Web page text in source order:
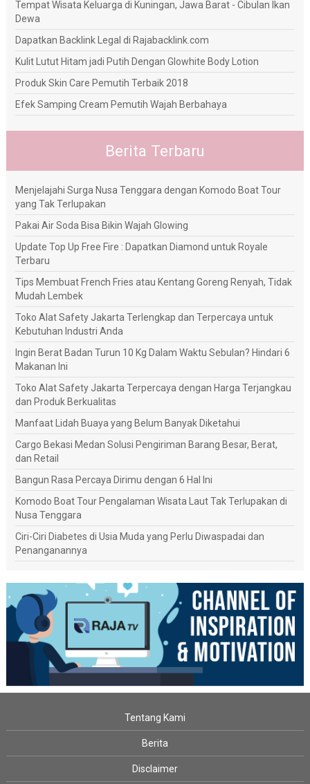
Tempat Wisata Keluarga di Kuningan, Jawa Barat - Cibulan Ikan
Dewa
Dapatkan Backlink Legal di Rajabacklink.com
Kulit Lutut Hitam jadi Putih Dengan Glowhite Body Lotion
Produk Skin Care Pemutih Terbaik 2018
Efek Samping Cream Pemutih Wajah Berbahaya
Berita Terbaru
Menjelajahi Surga Nusa Tenggara dengan Komodo Boat Tour
yang Tak Terlupakan
Pakai Air Soda Bisa Bikin Wajah Glowing
Update Top Up Free Fire : Dapatkan Diamond untuk Royale
Terbaru
Tips Membuat French Fries atau Kentang Goreng Renyah, Tidak
Mudah Lembek
Toko Alat Safety Jakarta Terlengkap dan Terpercaya untuk
Kebutuhan Industri Anda
Ingin Berat Badan Turun 10 Kg Dalam Waktu Sebulan? Hindari 6
Makanan Ini
Toko Alat Safety Jakarta Terpercaya dengan Harga Terjangkau
dan Produk Berkualitas
Manfaat Lidah Buaya yang Belum Banyak Diketahui
Cargo Bekasi Medan Solusi Pengiriman Barang Besar, Berat,
dan Retail
Bangun Rasa Percaya Dirimu dengan 6 Hal Ini
Komodo Boat Tour Pengalaman Wisata Laut Tak Terlupakan di
Nusa Tenggara
Ciri-Ciri Diabetes di Usia Muda yang Perlu Diwaspadai dan
Penanganannya
Tentang Kami
Berita
Disclaimer